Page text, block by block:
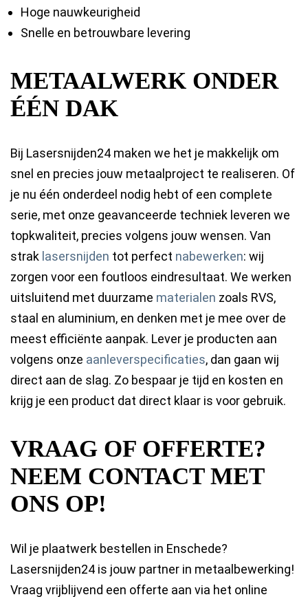
Hoge nauwkeurigheid
Snelle en betrouwbare levering
METAALWERK ONDER
ÉÉN DAK
Bij Lasersnijden24 maken we het je makkelijk om
snel en precies jouw metaalproject te realiseren. Of
je nu één onderdeel nodig hebt of een complete
serie, met onze geavanceerde techniek leveren we
topkwaliteit, precies volgens jouw wensen. Van
strak lasersnijden tot perfect nabewerken: wij
zorgen voor een foutloos eindresultaat. We werken
uitsluitend met duurzame materialen zoals RVS,
staal en aluminium, en denken met je mee over de
meest efficiënte aanpak. Lever je producten aan
volgens onze aanleverspecificaties, dan gaan wij
direct aan de slag. Zo bespaar je tijd en kosten en
krijg je een product dat direct klaar is voor gebruik.
VRAAG OF OFFERTE?
NEEM CONTACT MET
ONS OP!
Wil je plaatwerk bestellen in Enschede?
Lasersnijden24 is jouw partner in metaalbewerking!
Vraag vrijblijvend een offerte aan via het online